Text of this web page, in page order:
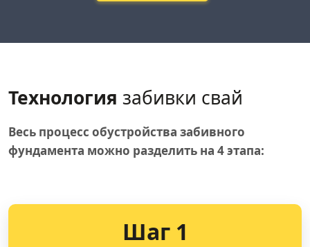
Технология забивки свай
Весь процесс обустройства забивного
фундамента можно разделить на 4 этапа:
Шаг 1